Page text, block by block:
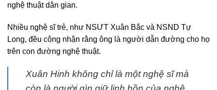
nghệ thuật dân gian.
Nhiều nghệ sĩ trẻ, như NSƯT Xuân Bắc và NSND Tự
Long, đều công nhận rằng ông là người dẫn đường cho họ
trên con đường nghệ thuật.
Xuân Hinh không chỉ là một nghệ sĩ mà